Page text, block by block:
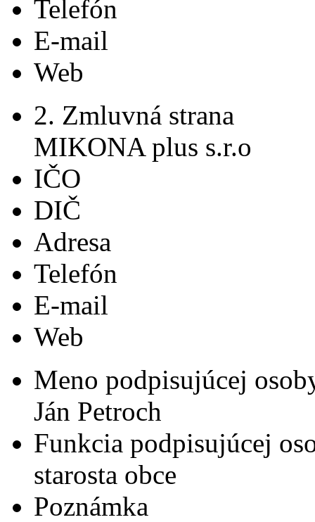
Telefón
E-mail
Web
2. Zmluvná strana
MIKONA plus s.r.o
IČO
DIČ
Adresa
Telefón
E-mail
Web
Meno podpisujúcej
Ján Petroch
Funkcia podpisujúcej
starosta obce
Poznámka